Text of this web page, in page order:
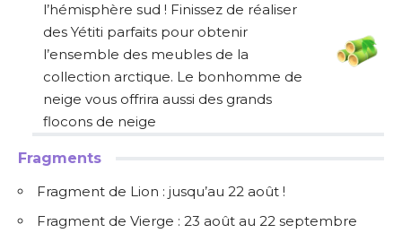
l’hémisphère sud ! Finissez de réaliser
des Yétiti parfaits pour obtenir
l’ensemble des meubles de la
collection arctique. Le bonhomme de
neige vous offrira aussi des grands
flocons de neige
Fragments
Fragment de Lion : jusqu’au 22 août !
Fragment de Vierge : 23 août au 22 septembre